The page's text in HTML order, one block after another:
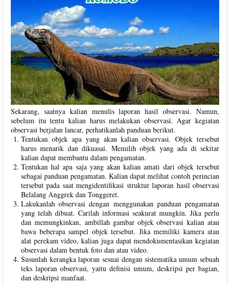
Sekarang, saatnya kalian menulis laporan hasil observasi. Namun,
sebelum itu tentu kalian harus melakukan observasi. Agar kegiatan
observasi berjalan lancar, perhatikanlah panduan berikut.
Tentukan objek apa yang akan kalian observasi. Objek tersebut
harus menarik dan dikuasai. Memilih objek yang ada di sekitar
kalian dapat membantu dalam pengamatan.
Tentukan hal apa saja yang akan kalian amati dari objek tersebut
sebagai panduan pengamatan. Kalian dapat melihat contoh perincian
tersebut pada saat mengidentifikasi struktur laporan hasil observasi
Belalang Anggrek dan Tonggeret.
Lakukanlah observasi dengan menggunakan panduan pengamatan
yang telah dibuat. Carilah informasi seakurat mungkin. Jika perlu
dan memungkinkan, ambillah gambar objek observasi kalian atau
bawa beberapa sampel objek tersebut. Jika memiliki kamera atau
alat perekam video, kalian juga dapat mendokumentasikan kegiatan
observasi dalam bentuk foto dan atau video.
Susunlah kerangka laporan sesuai dengan sistematika umum sebuah
teks laporan observasi, yaitu definisi umum, deskripsi per bagian,
dan deskripsi manfaat.